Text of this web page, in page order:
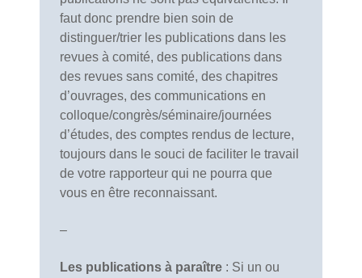
faut donc prendre bien soin de
distinguer/trier les publications dans les
revues à comité, des publications dans
des revues sans comité, des chapitres
d’ouvrages, des communications en
colloque/congrès/séminaire/journées
d’études, des comptes rendus de lecture,
toujours dans le souci de faciliter le travail
de votre rapporteur qui ne pourra que
vous en être reconnaissant.
–
Les publications à paraître : Si un ou